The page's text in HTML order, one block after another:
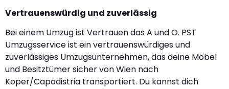
Vertrauenswürdig und zuverlässig
Bei einem Umzug ist Vertrauen das A und O. PST
Umzugsservice ist ein vertrauenswürdiges und
zuverlässiges Umzugsunternehmen, das deine Möbel
und Besitztümer sicher von Wien nach
Koper/Capodistria transportiert. Du kannst dich